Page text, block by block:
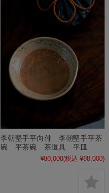
李朝堅手平向付 李朝堅手平茶
碗 平茶碗 茶道具 平皿
¥80,000(税込 ¥88,000)